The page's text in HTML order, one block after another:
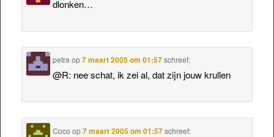
dlonken…
petra op7 maart 2005 om 01:57 schreef:
@R: nee schat, ik zei al, dat zijn jouw krullen
Coco op7 maart 2005 om 01:57 schreef: